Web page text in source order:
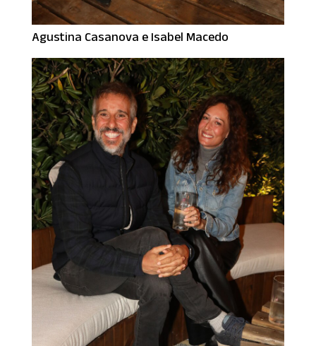
Agustina Casanova e Isabel Macedo